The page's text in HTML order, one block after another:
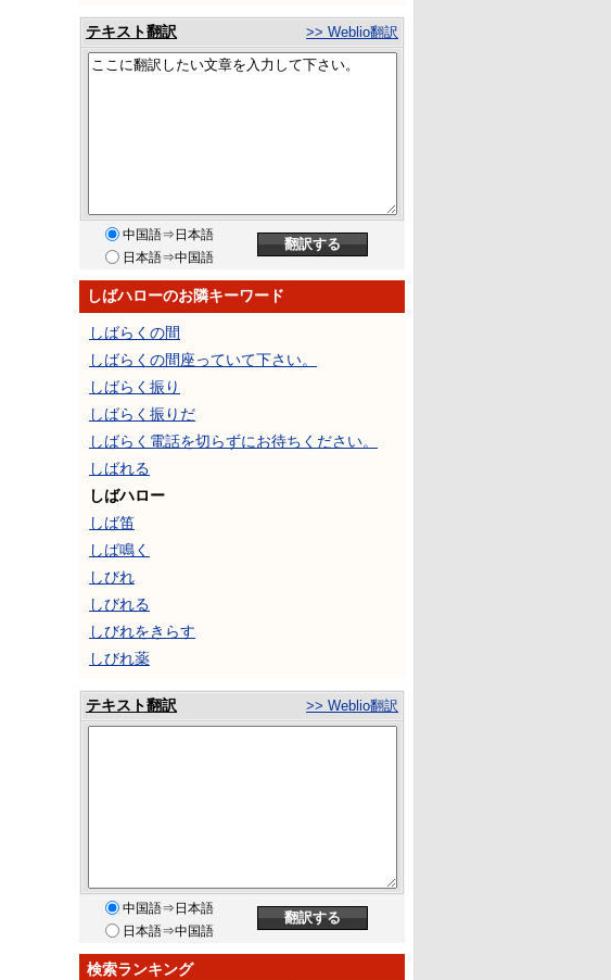
テキスト翻訳 >> Weblio翻訳
中国語⇒日本語
日本語⇒中国語
しばハローのお隣キーワード
しばらくの間
しばらくの間座っていて下さい。
しばらく振り
しばらく振りだ
しばらく電話を切らずにお待ちください。
しばれる
しばハロー
しば笛
しば鳴く
しびれ
しびれる
しびれをきらす
しびれ薬
テキスト翻訳 >> Weblio翻訳
中国語⇒日本語
日本語⇒中国語
検索ランキング